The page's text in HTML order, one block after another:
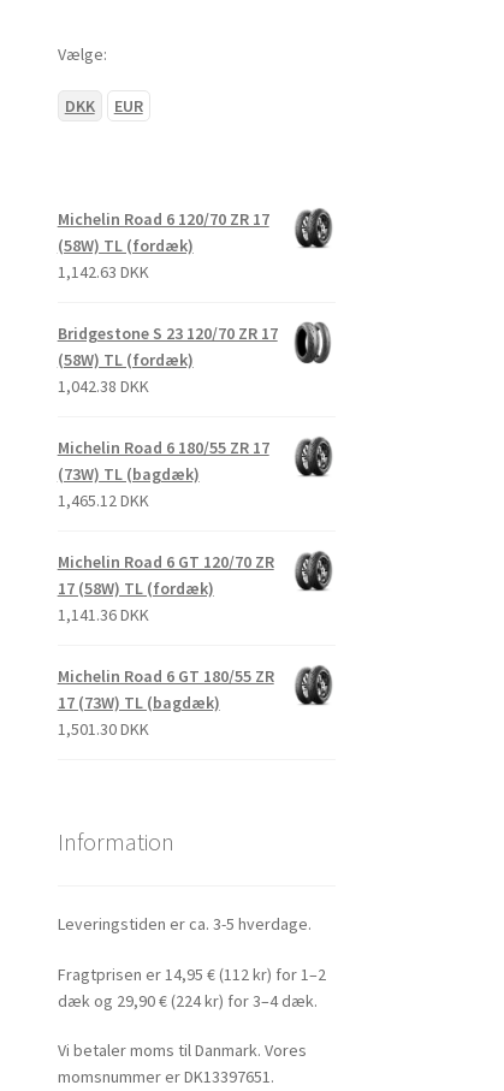
Vælge:
DKK EUR
Michelin Road 6 120/70 ZR 17
(58W) TL (fordæk)
1,142.63 DKK
Bridgestone S 23 120/70 ZR 17
(58W) TL (fordæk)
1,042.38 DKK
Michelin Road 6 180/55 ZR 17
(73W) TL (bagdæk)
1,465.12 DKK
Michelin Road 6 GT 120/70 ZR
17 (58W) TL (fordæk)
1,141.36 DKK
Michelin Road 6 GT 180/55 ZR
17 (73W) TL (bagdæk)
1,501.30 DKK
Information
Leveringstiden er ca. 3-5 hverdage.
Fragtprisen er 14,95 € (112 kr) for 1–2
dæk og 29,90 € (224 kr) for 3–4 dæk.
Vi betaler moms til Danmark. Vores
momsnummer er DK13397651.